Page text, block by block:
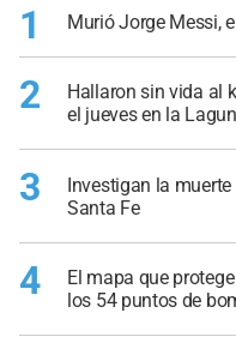
1 Murió Jorge Messi,
2
Hallaron sin vida al
el jueves en la
3
Investigan la
Santa Fe
4
El mapa que
los 54 puntos de